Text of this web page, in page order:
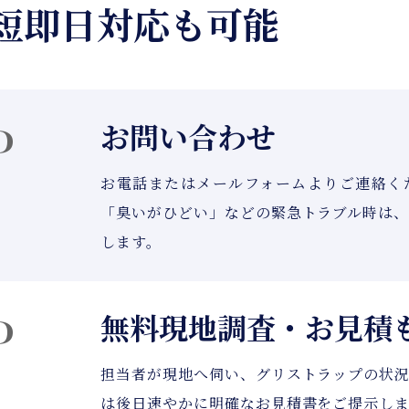
即日対応も可能
お問い合わせ
お電話またはメールフォームよりご連絡
「臭いがひどい」などの緊急トラブル時は
します。
無料現地調査・お見積
担当者が現地へ伺い、グリストラップの状
は後日速やかに明確なお見積書をご提示し